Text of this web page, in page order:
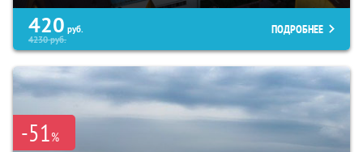
420 руб.
4230руб.
ПОДРОБНЕЕ
-51%